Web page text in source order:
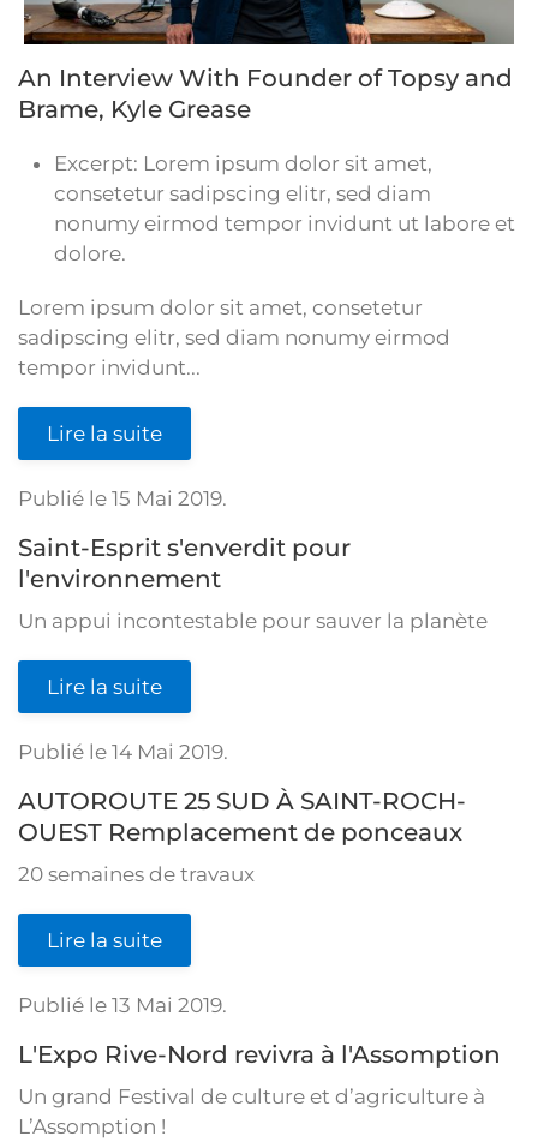
An Interview With Founder of Topsy and
Brame, Kyle Grease
Excerpt: Lorem ipsum dolor sit amet,
consetetur sadipscing elitr, sed diam
nonumy eirmod tempor invidunt ut labore et
dolore.
Lorem ipsum dolor sit amet, consetetur
sadipscing elitr, sed diam nonumy eirmod
tempor invidunt...
Lire la suite
Publié le 15 Mai 2019.
Saint-Esprit s'enverdit pour
l'environnement
Un appui incontestable pour sauver la planète
Lire la suite
Publié le 14 Mai 2019.
AUTOROUTE 25 SUD À SAINT-ROCH-
OUEST Remplacement de ponceaux
20 semaines de travaux
Lire la suite
Publié le 13 Mai 2019.
L'Expo Rive-Nord revivra à l'Assomption
Un grand Festival de culture et d’agriculture à
L’Assomption !